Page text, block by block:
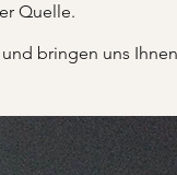
Quelle.
bringen uns